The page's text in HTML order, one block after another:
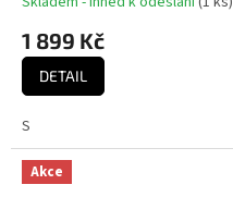
1 899 Kč
DETAIL
S
Akce